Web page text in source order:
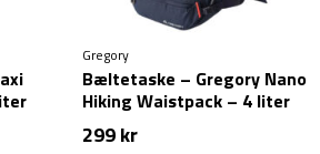
Gregory
Bæltetaske – Gregory Nano
Hiking Waistpack – 4 liter
299kr